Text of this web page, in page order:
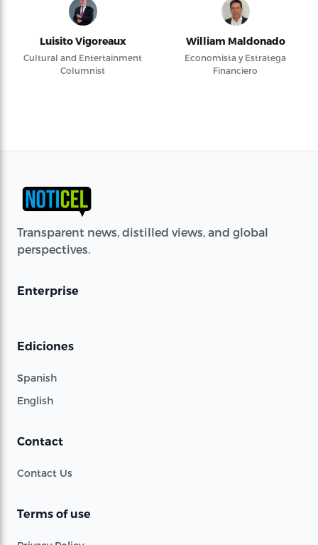
Luisito Vigoreaux
Cultural and Entertainment
Columnist
William Maldonado
Economista y Estratega
Financiero
Transparent news, distilled views, and global
perspectives.
Enterprise
Ediciones
Spanish
English
Contact
Contact Us
Terms of use